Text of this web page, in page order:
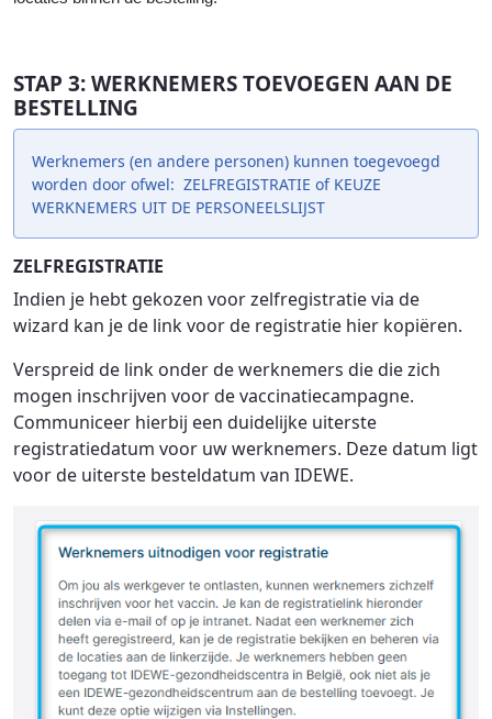
STAP 3: WERKNEMERS TOEVOEGEN AAN DE
BESTELLING
Werknemers (en andere personen) kunnen toegevoegd
worden door ofwel: ZELFREGISTRATIE of KEUZE
WERKNEMERS UIT DE PERSONEELSLIJST
ZELFREGISTRATIE
Indien je hebt gekozen voor zelfregistratie via de
wizard kan je de link voor de registratie hier kopiëren.
Verspreid de link onder de werknemers die die zich
mogen inschrijven voor de vaccinatiecampagne.
Communiceer hierbij een duidelijke uiterste
registratiedatum voor uw werknemers. Deze datum ligt
voor de uiterste besteldatum van IDEWE.